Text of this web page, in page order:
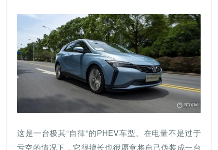
这是一台极其“自律”的PHEV车型。在电量不是过于
亏空的情况下，它很擅长也很愿意将自己伪装成一台